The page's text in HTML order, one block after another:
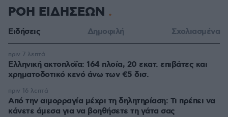
ΡΟΗ ΕΙΔΗΣΕΩΝ
Ειδήσεις Δημοφιλή Σχολιασμένα
Ελληνική ακτοπλοΐα: 164 πλοία, 20 εκατ. επιβάτες και
χρηματοδοτικό κενό άνω των €5 δισ.
πριν 7 λεπτά
Από την αιμορραγία μέχρι τη δηλητηρίαση: Τι πρέπει να
κάνετε άμεσα για να βοηθήσετε τη γάτα σας
πριν 16 λεπτά